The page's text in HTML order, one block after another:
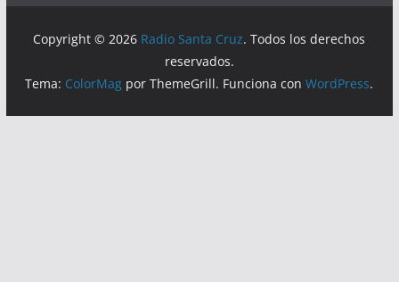
Copyright © 2026 Radio Santa Cruz. Todos los derechos
reservados.
Tema: ColorMag por ThemeGrill. Funciona conWordPress.